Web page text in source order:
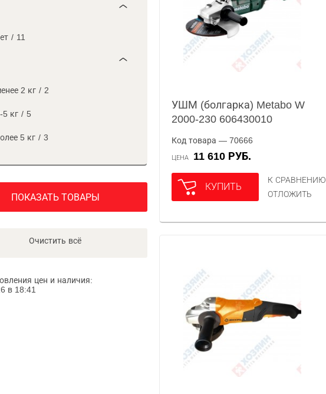
/ 11
2 кг / 2
5 кг / 5
5 кг / 3
ПОКАЗАТЬ ТОВАРЫ
Очистить всё
цен и наличия:
в 18:41
УШМ (болгарка) Metabo W
2000-230 606430010
Код товара — 70666
ЦЕНА 11 610 РУБ.
КУПИТЬ
К СРАВНЕНИЮ
ОТЛОЖИТЬ